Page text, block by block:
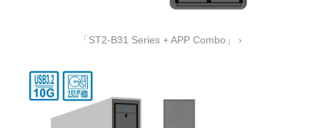
「ST2-B31 Series + APP Combo」 ›